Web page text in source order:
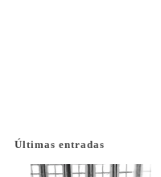
Últimas entradas